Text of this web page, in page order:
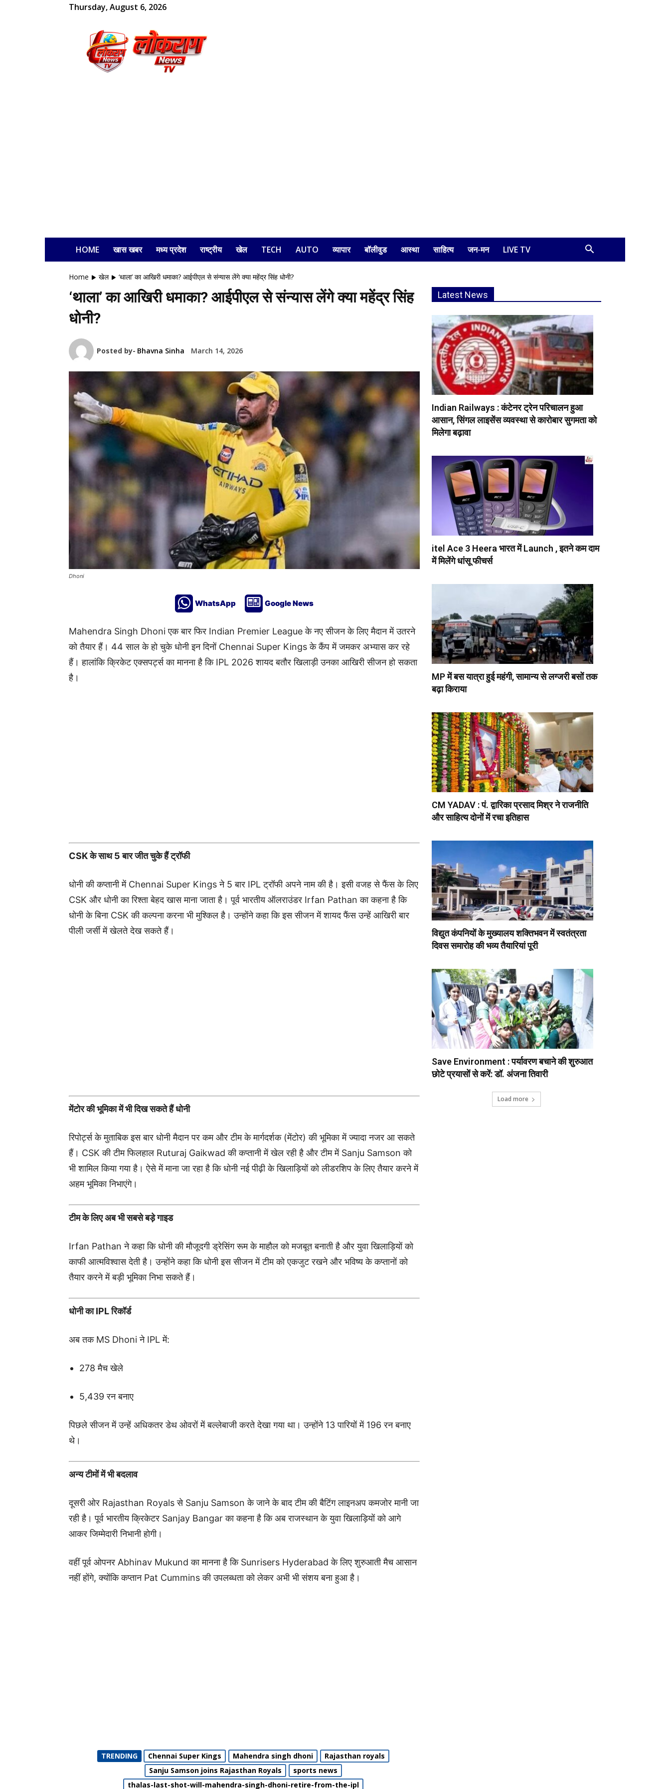
Thursday, August 6, 2026
लोकराग
HOME खास खबर मध्य प्रदेश राष्ट्रीय खेल TECH AUTO व्यापार बॉलीवुड आस्था साहित्य जन-मन LIVE TV
Home खेल ‘थाला’ का आखिरी धमाका? आईपीएल से संन्यास लेंगे क्या महेंद्र सिंह धोनी?
‘थाला’ का आखिरी धमाका? आईपीएल से संन्यास लेंगे क्या महेंद्र सिंह
धोनी?
Posted by- Bhavna Sinha March 14, 2026
Dhoni
WhatsApp Google News
Mahendra Singh Dhoniएक बार फिर Indian Premier Leagueके नए सीजन के लिए मैदान में उतरने
को तैयार हैं। 44 साल के हो चुके धोनी इन दिनों Chennai Super Kingsके कैंप में जमकर अभ्यास कर रहे
हैं। हालांकि क्रिकेट एक्सपर्ट्स का मानना है कि IPL 2026 शायद बतौर खिलाड़ी उनका आखिरी सीजन हो सकता
है।
CSK के साथ 5 बार जीत चुके हैं ट्रॉफी
धोनी की कप्तानी में Chennai Super Kingsने 5 बार IPL ट्रॉफी अपने नाम की है। इसी वजह से फैंस के लिए
CSK और धोनी का रिश्ता बेहद खास माना जाता है। पूर्व भारतीय ऑलराउंडर Irfan Pathan का कहना है कि
धोनी के बिना CSK की कल्पना करना भी मुश्किल है। उन्होंने कहा कि इस सीजन में शायद फैंस उन्हें आखिरी बार
पीली जर्सी में खेलते देख सकते हैं।
मेंटोर की भूमिका में भी दिख सकते हैं धोनी
रिपोर्ट्स के मुताबिक इस बार धोनी मैदान पर कम और टीम के मार्गदर्शक (मेंटोर) की भूमिका में ज्यादा नजर आ सकते
हैं। CSK की टीम फिलहाल Ruturaj Gaikwad की कप्तानी में खेल रही है और टीम में Sanju Samson को
भी शामिल किया गया है। ऐसे में माना जा रहा है कि धोनी नई पीढ़ी के खिलाड़ियों को लीडरशिप के लिए तैयार करने में
अहम भूमिका निभाएंगे।
टीम के लिए अब भी सबसे बड़े गाइड
Irfan Pathan ने कहा कि धोनी की मौजूदगी ड्रेसिंग रूम के माहौल को मजबूत बनाती है और युवा खिलाड़ियों को
काफी आत्मविश्वास देती है। उन्होंने कहा कि धोनी इस सीजन में टीम को एकजुट रखने और भविष्य के कप्तानों को
तैयार करने में बड़ी भूमिका निभा सकते हैं।
धोनी का IPL रिकॉर्ड
अब तक MS Dhoniने IPL में:
278 मैच खेले
5,439 रन बनाए
पिछले सीजन में उन्हें अधिकतर डेथ ओवरों में बल्लेबाजी करते देखा गया था। उन्होंने 13 पारियों में 196 रन बनाए
थे।
अन्य टीमों में भी बदलाव
दूसरी ओर Rajasthan Royalsसे Sanju Samson के जाने के बाद टीम की बैटिंग लाइनअप कमजोर मानी जा
रही है। पूर्व भारतीय क्रिकेटर Sanjay Bangarका कहना है कि अब राजस्थान के युवा खिलाड़ियों को आगे
आकर जिम्मेदारी निभानी होगी।
वहीं पूर्व ओपनर Abhinav Mukund का मानना है कि Sunrisers Hyderabad के लिए शुरुआती मैच आसान
नहीं होंगे, क्योंकि कप्तान Pat Cumminsकी उपलब्धता को लेकर अभी भी संशय बना हुआ है।
TRENDING Chennai Super Kings Mahendra singh dhoni
Rajasthan royals
Sanju Samson joins Rajasthan Royals
sports news
thalas-last-shot-will-mahendra-singh-dhoni-retire-from-the-ipl
Latest News
Indian Railways : कंटेनर ट्रेन परिचालन हुआ
आसान, सिंगल लाइसेंस व्यवस्था से कारोबार सुगमता को
मिलेगा बढ़ावा
itel Ace 3 Heera भारत में Launch , इतने कम दाम
में मिलेंगे धांसू फीचर्स
MP में बस यात्रा हुई महंगी, सामान्य से लग्जरी बसों तक
बढ़ा किराया
CM YADAV : पं. द्वारिका प्रसाद मिश्र ने राजनीति
और साहित्य दोनों में रचा इतिहास
विद्युत कंपनियों के मुख्यालय शक्तिभवन में स्वतंत्रता
दिवस समारोह की भव्य तैयारियां पूरी
Save Environment : पर्यावरण बचाने की शुरुआत
छोटे प्रयासों से करें: डॉ. अंजना तिवारी
Load more